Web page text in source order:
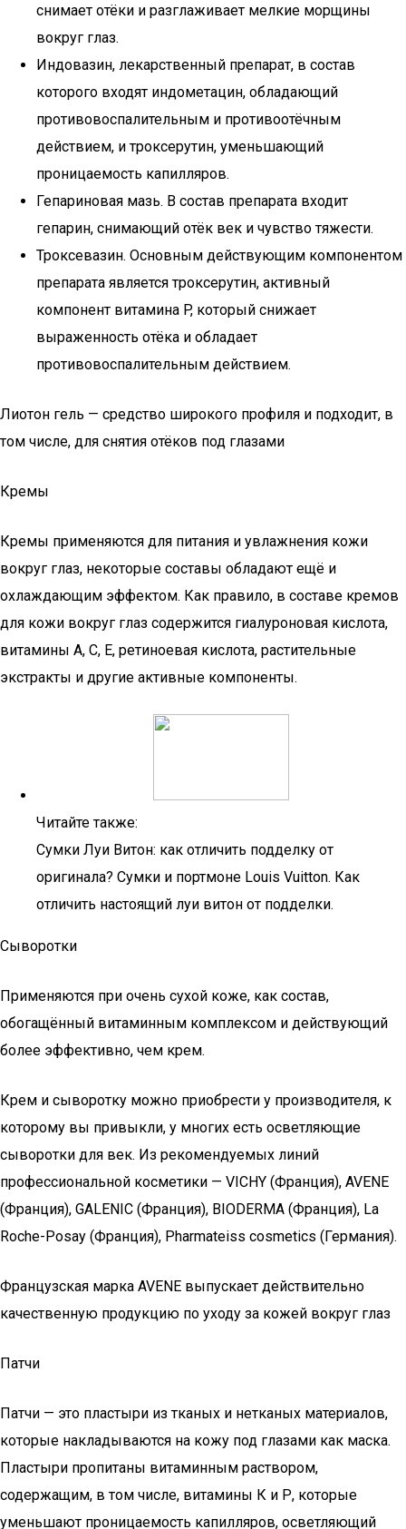
снимает отёки и разглаживает мелкие морщины
вокруг глаз.
Индовазин, лекарственный препарат, в состав
которого входят индометацин, обладающий
противовоспалительным и противоотёчным
действием, и троксерутин, уменьшающий
проницаемость капилляров.
Гепариновая мазь. В состав препарата входит
гепарин, снимающий отёк век и чувство тяжести.
Троксевазин. Основным действующим компонентом
препарата является троксерутин, активный
компонент витамина P, который снижает
выраженность отёка и обладает
противовоспалительным действием.
Лиотон гель — средство широкого профиля и подходит, в
том числе, для снятия отёков под глазами
Кремы
Кремы применяются для питания и увлажнения кожи
вокруг глаз, некоторые составы обладают ещё и
охлаждающим эффектом. Как правило, в составе кремов
для кожи вокруг глаз содержится гиалуроновая кислота,
витамины A, C, E, ретиноевая кислота, растительные
экстракты и другие активные компоненты.
Читайте также:
Сумки Луи Витон: как отличить подделку от
оригинала? Сумки и портмоне Louis Vuitton. Как
отличить настоящий луи витон от подделки.
Сыворотки
Применяются при очень сухой коже, как состав,
обогащённый витаминным комплексом и действующий
более эффективно, чем крем.
Крем и сыворотку можно приобрести у производителя, к
которому вы привыкли, у многих есть осветляющие
сыворотки для век. Из рекомендуемых линий
профессиональной косметики — VICHY (Франция), AVENE
(Франция), GALENIC (Франция), BIODERMA (Франция), La
Roche-Posay (Франция), Pharmateiss cosmetics (Германия).
Французская марка AVENE выпускает действительно
качественную продукцию по уходу за кожей вокруг глаз
Патчи
Патчи — это пластыри из тканых и нетканых материалов,
которые накладываются на кожу под глазами как маска.
Пластыри пропитаны витаминным раствором,
содержащим, в том числе, витамины К и Р, которые
уменьшают проницаемость капилляров, осветляющий